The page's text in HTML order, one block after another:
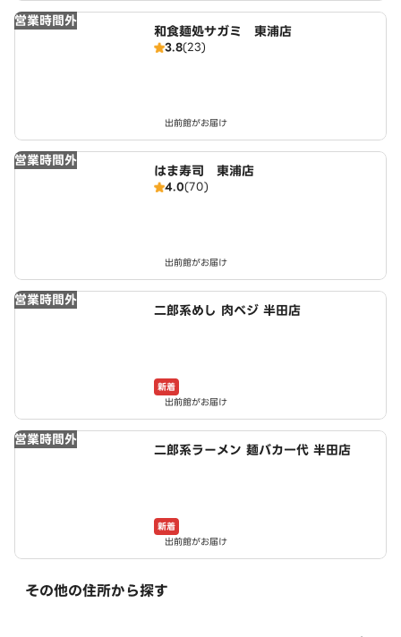
営業時間外
和食麺処サガミ 東浦店
3.8(23)
出前館がお届け
営業時間外
はま寿司 東浦店
4.0(70)
出前館がお届け
営業時間外
二郎系めし 肉ベジ 半田店
新着
出前館がお届け
営業時間外
二郎系ラーメン 麺バカ一代 半田店
新着
出前館がお届け
その他の住所から探す